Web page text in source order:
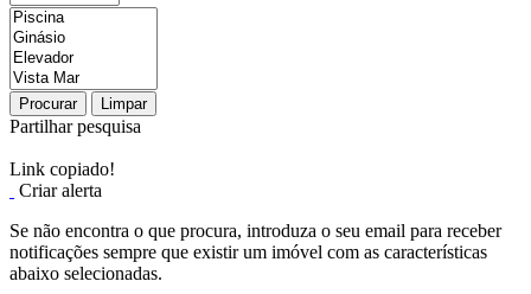
Procurar Limpar
Partilhar pesquisa
Link copiado!
Criar alerta
Se não encontra o que procura, introduza o seu email para receber
notificações sempre que existir um imóvel com as características
abaixo selecionadas.